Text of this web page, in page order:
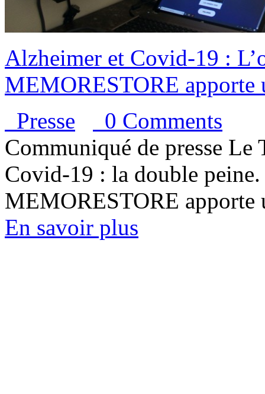
Alzheimer et Covid-19 :
MEMORESTORE apporte
Presse
0 Comments
Communiqué de presse Le
Covid-19 : la double
MEMORESTORE apporte
En savoir plus